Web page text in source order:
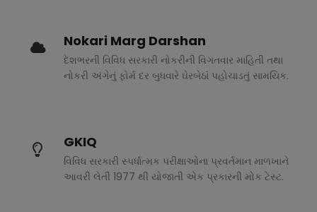
Nokari Marg Darshan
દેશભરની વિવિધ સરકારી નોકરીની વિગતવાર માહિતી તથા
નોકરી અંગેનું ફોર્મ દર બુધવારે ઘેરબેઠાં પહોચાડતું સામયિક.
GKIQ
વિવિધ સરકારી સ્પર્ધાત્મક પરીક્ષાઓના પ્રવર્તમાન માળખાને
આવરી લેતી 1977 થી યોજાતી એક પ્રકારની મોક ટેસ્ટ.